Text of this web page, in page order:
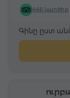
466 կարծիք
Գինը ըստ